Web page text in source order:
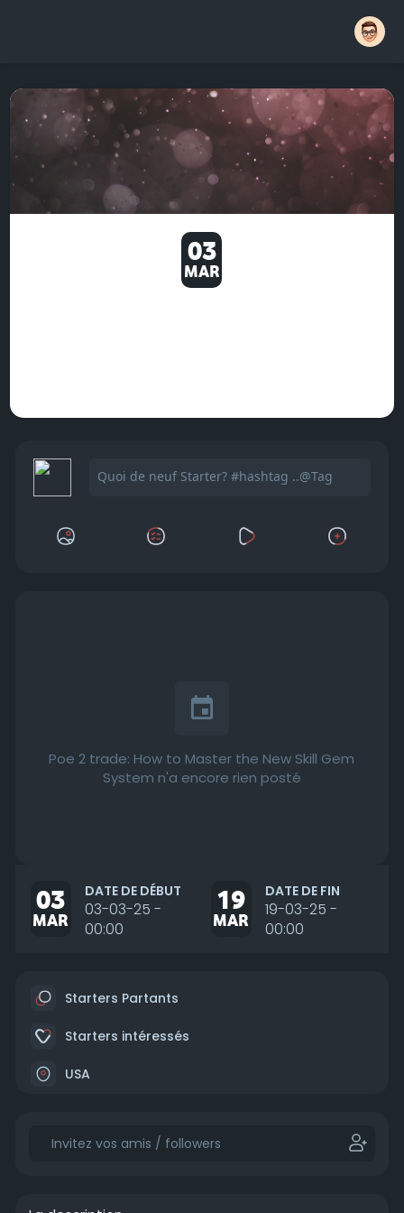
03
MAR
Poe 2 trade: How to Master the New Skill Gem
System n'a encore rien posté
03
MAR
DATE DE DÉBUT
03-03-25 -
00:00
19
MAR
DATE DE FIN
19-03-25 -
00:00
Starters Partants
Starters intéressés
USA